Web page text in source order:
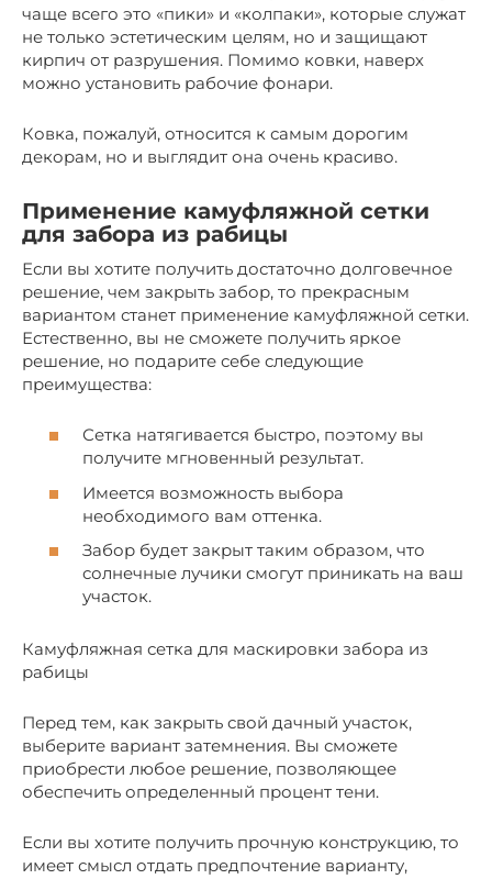
чаще всего это «пики» и «колпаки», которые служат
не только эстетическим целям, но и защищают
кирпич от разрушения. Помимо ковки, наверх
можно установить рабочие фонари.
Ковка, пожалуй, относится к самым дорогим
декорам, но и выглядит она очень красиво.
Применение камуфляжной сетки
для забора из рабицы
Если вы хотите получить достаточно долговечное
решение, чем закрыть забор, то прекрасным
вариантом станет применение камуфляжной сетки.
Естественно, вы не сможете получить яркое
решение, но подарите себе следующие
преимущества:
Сетка натягивается быстро, поэтому вы
получите мгновенный результат.
Имеется возможность выбора
необходимого вам оттенка.
Забор будет закрыт таким образом, что
солнечные лучики смогут приникать на ваш
участок.
Камуфляжная сетка для маскировки забора из
рабицы
Перед тем, как закрыть свой дачный участок,
выберите вариант затемнения. Вы сможете
приобрести любое решение, позволяющее
обеспечить определенный процент тени.
Если вы хотите получить прочную конструкцию, то
имеет смысл отдать предпочтение варианту,